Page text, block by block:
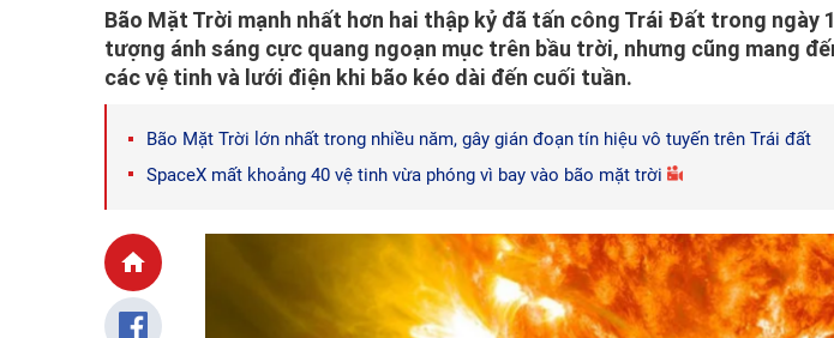
Bão Mặt Trời mạnh nhất hơn hai thập kỷ đã tấn công Trái Đất trong ngày
tượng ánh sáng cực quang ngoạn mục trên bầu trời, nhưng cũng mang
các vệ tinh và lưới điện khi bão kéo dài đến cuối tuần.
Bão Mặt Trời lớn nhất trong nhiều năm, gây gián đoạn tín hiệu vô tuyến trên Trái đất
SpaceX mất khoảng 40 vệ tinh vừa phóng vì bay vào bão mặt trời